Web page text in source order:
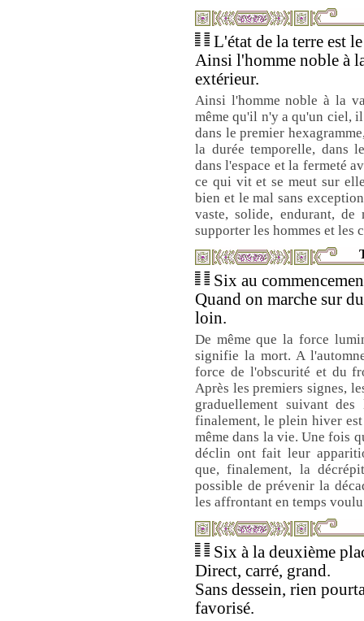
L'état de la terre est
Ainsi l'homme noble à
extérieur.
Ainsi l'homme noble à la
même qu'il n'y a qu'un ciel,
dans le premier
la durée temporelle, dans
dans l'espace et la fermeté
ce qui vit et se meut sur
bien et le mal sans
vaste, solide, endurant,
supporter les hommes et les
Six au
Quand on marche sur
loin.
De même que la force
signifie la mort. A
force de l'obscurité et du
Après les premiers signes,
graduellement suivant
finalement, le plein hiver
même dans la vie. Une fois
déclin ont fait leur
que, finalement, la
possible de prévenir la
les affrontant en temps
Six à la deuxième
Direct, carré, grand.
Sans dessein, rien
favorisé.